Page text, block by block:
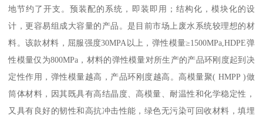
地节约了开支。预装配的系统，即装即用；结构化，模块化的设
计，更容易组成大容量的产品。是目前市场上废水系统较理想的材
料。该款材料，屈服强度30MPA以上，弹性模量≥1500MPa,HDPE弹
性模量仅为800MPa，材料的弹性模量对所生产的产品环刚度起到决
定性作用，弹性模量越高，产品环刚度越高。高模量聚( HMPP )做
筒体材料，因其既具有高结晶度、高模量、耐温性和化学稳定性，
又具有良好的韧性和高抗冲击性能，绿色无污染可回收材料，填埋